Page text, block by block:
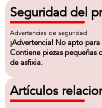
Seguridad del
Advertencias de seguridad
¡Advertencia! No apto
Contiene piezas pequeñas
de asfixia.
Artículos